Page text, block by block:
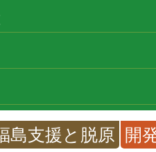
島支援と脱原
開